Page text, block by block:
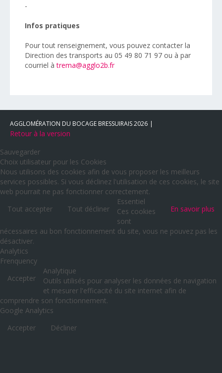
-
Infos pratiques
Pour tout renseignement, vous pouvez contacter la
Direction des transports au 05 49 80 71 97 ou à par
courriel àtrema@agglo2b.fr
AGGLOMÉRATION DU BOCAGE BRESSUIRAIS2026
Retour à la version
Sauvegarder
Choix utilisateur pour les Cookies
Nous utilisons des cookies afin de vous proposer les meilleurs
services possibles. Si vous déclinez l'utilisation de ces cookies, le site
web pourrait ne pas fonctionner correctement.
Tout accepter
Tout décliner En savoir plus
Essentiel
Ces cookies
sont
nécessaires au bon fonctionnement du site, vous ne pouvez pas les
désactiver.
Analytics
Frenquency
Accepter
Analytique
Outils utilisés pour analyser les données de navigation
et mesurer l'efficacité du site internet afin de
comprendre son fonctionnement.
Google Analytics
Accepter
Décliner